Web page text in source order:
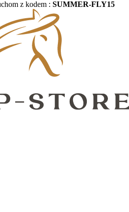
z kodem : SUMMER-FLY15